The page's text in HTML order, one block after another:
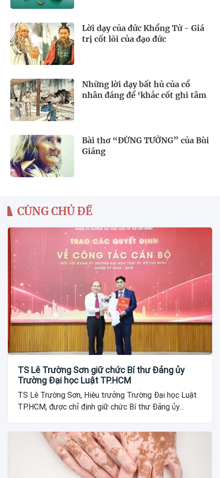
Lời dạy của đức Khổng Tử - Giá
trị cốt lõi của đạo đức
Những lời dạy bất hủ của cổ
nhân đáng để ‘khắc cốt ghi tâm
Bài thơ “ĐỪNG TƯỞNG” của Bùi
Giáng
CÙNG CHỦ ĐỀ
TS Lê Trường Sơn giữ chức Bí thư Đảng ủy
Trường Đại học Luật TP.HCM
TS Lê Trường Sơn, Hiệu trưởng Trường Đại học Luật
TP.HCM, được chỉ định giữ chức Bí thư Đảng ủy...